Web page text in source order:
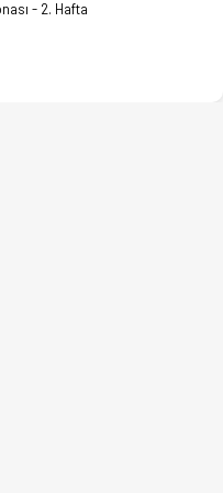
- 2. Hafta